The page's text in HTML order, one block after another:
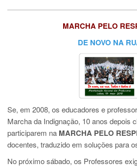
MARCHA PELO
DE NOVO NA
Se, em 2008, os educadores e
Marcha da Indignação, 10 anos depois
participarem na MARCHA PELO
docentes, traduzido em soluções para
No próximo sábado, os Professores